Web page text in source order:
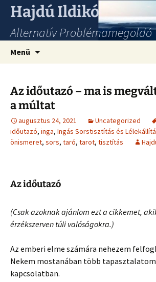
Hajdú Ildikó
Alternatív Problémamegoldó
Menü
Az időutazó – ma is
a múltat
augusztus 24, 2021 Uncategorized
időutazó, inga, Ingás Sorstisztítás és
önismeret, sors, taró, tarot, tisztítás
Az időutazó
(Csak azoknak ajánlom ezt a cikkemet,
érzékszerven túli valóságokra.)
Az emberi elme számára nehezem
Nekem mostanában több
kapcsolatban.